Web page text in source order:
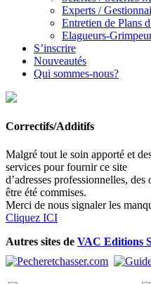
Experts /
Entretien de Plans
Elagueurs-
S’inscrire
Nouveautés
Qui sommes-nous?
Correctifs/Additifs
Malgré tout le soin apporté et
services pour fournir ce site
d’adresses professionnelles,
être été commises.
Merci de nous signaler les
Cliquez ICI
Autres sites de VAC Editions